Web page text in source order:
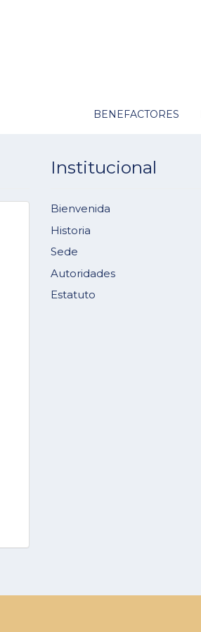
BENEFACTORES
Institucional
Bienvenida
Historia
Sede
Autoridades
Estatuto